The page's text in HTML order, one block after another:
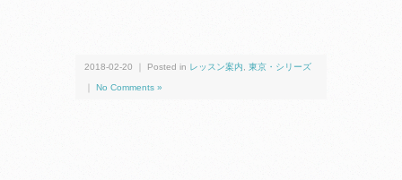
2018-02-20 ｜ Posted in レッスン案内 東京・シリーズ
No Comments »